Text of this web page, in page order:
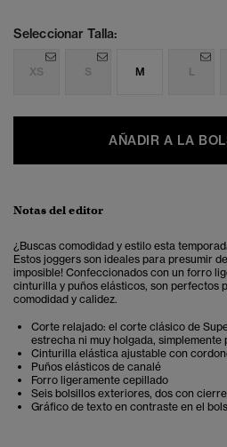
Seleccionar Talla:
XS S M L
AÑADIR A LA
Notas del editor
¿Buscas comodidad y estilo esta
Estos joggers son ideales para presumir
imposible! Confeccionados con un forro
cinturilla y puños elásticos, son perfectos
comodidad y calidez.
Corte relajado: el corte clásico de
estrecha ni muy holgada,
Cinturilla elástica ajustable con
Puños elásticos de canalé
Forro ligeramente cepillado
Seis bolsillos exteriores, dos con
Gráfico de texto en contraste en el